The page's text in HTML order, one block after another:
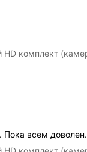
комплект
Пока всем доволен.